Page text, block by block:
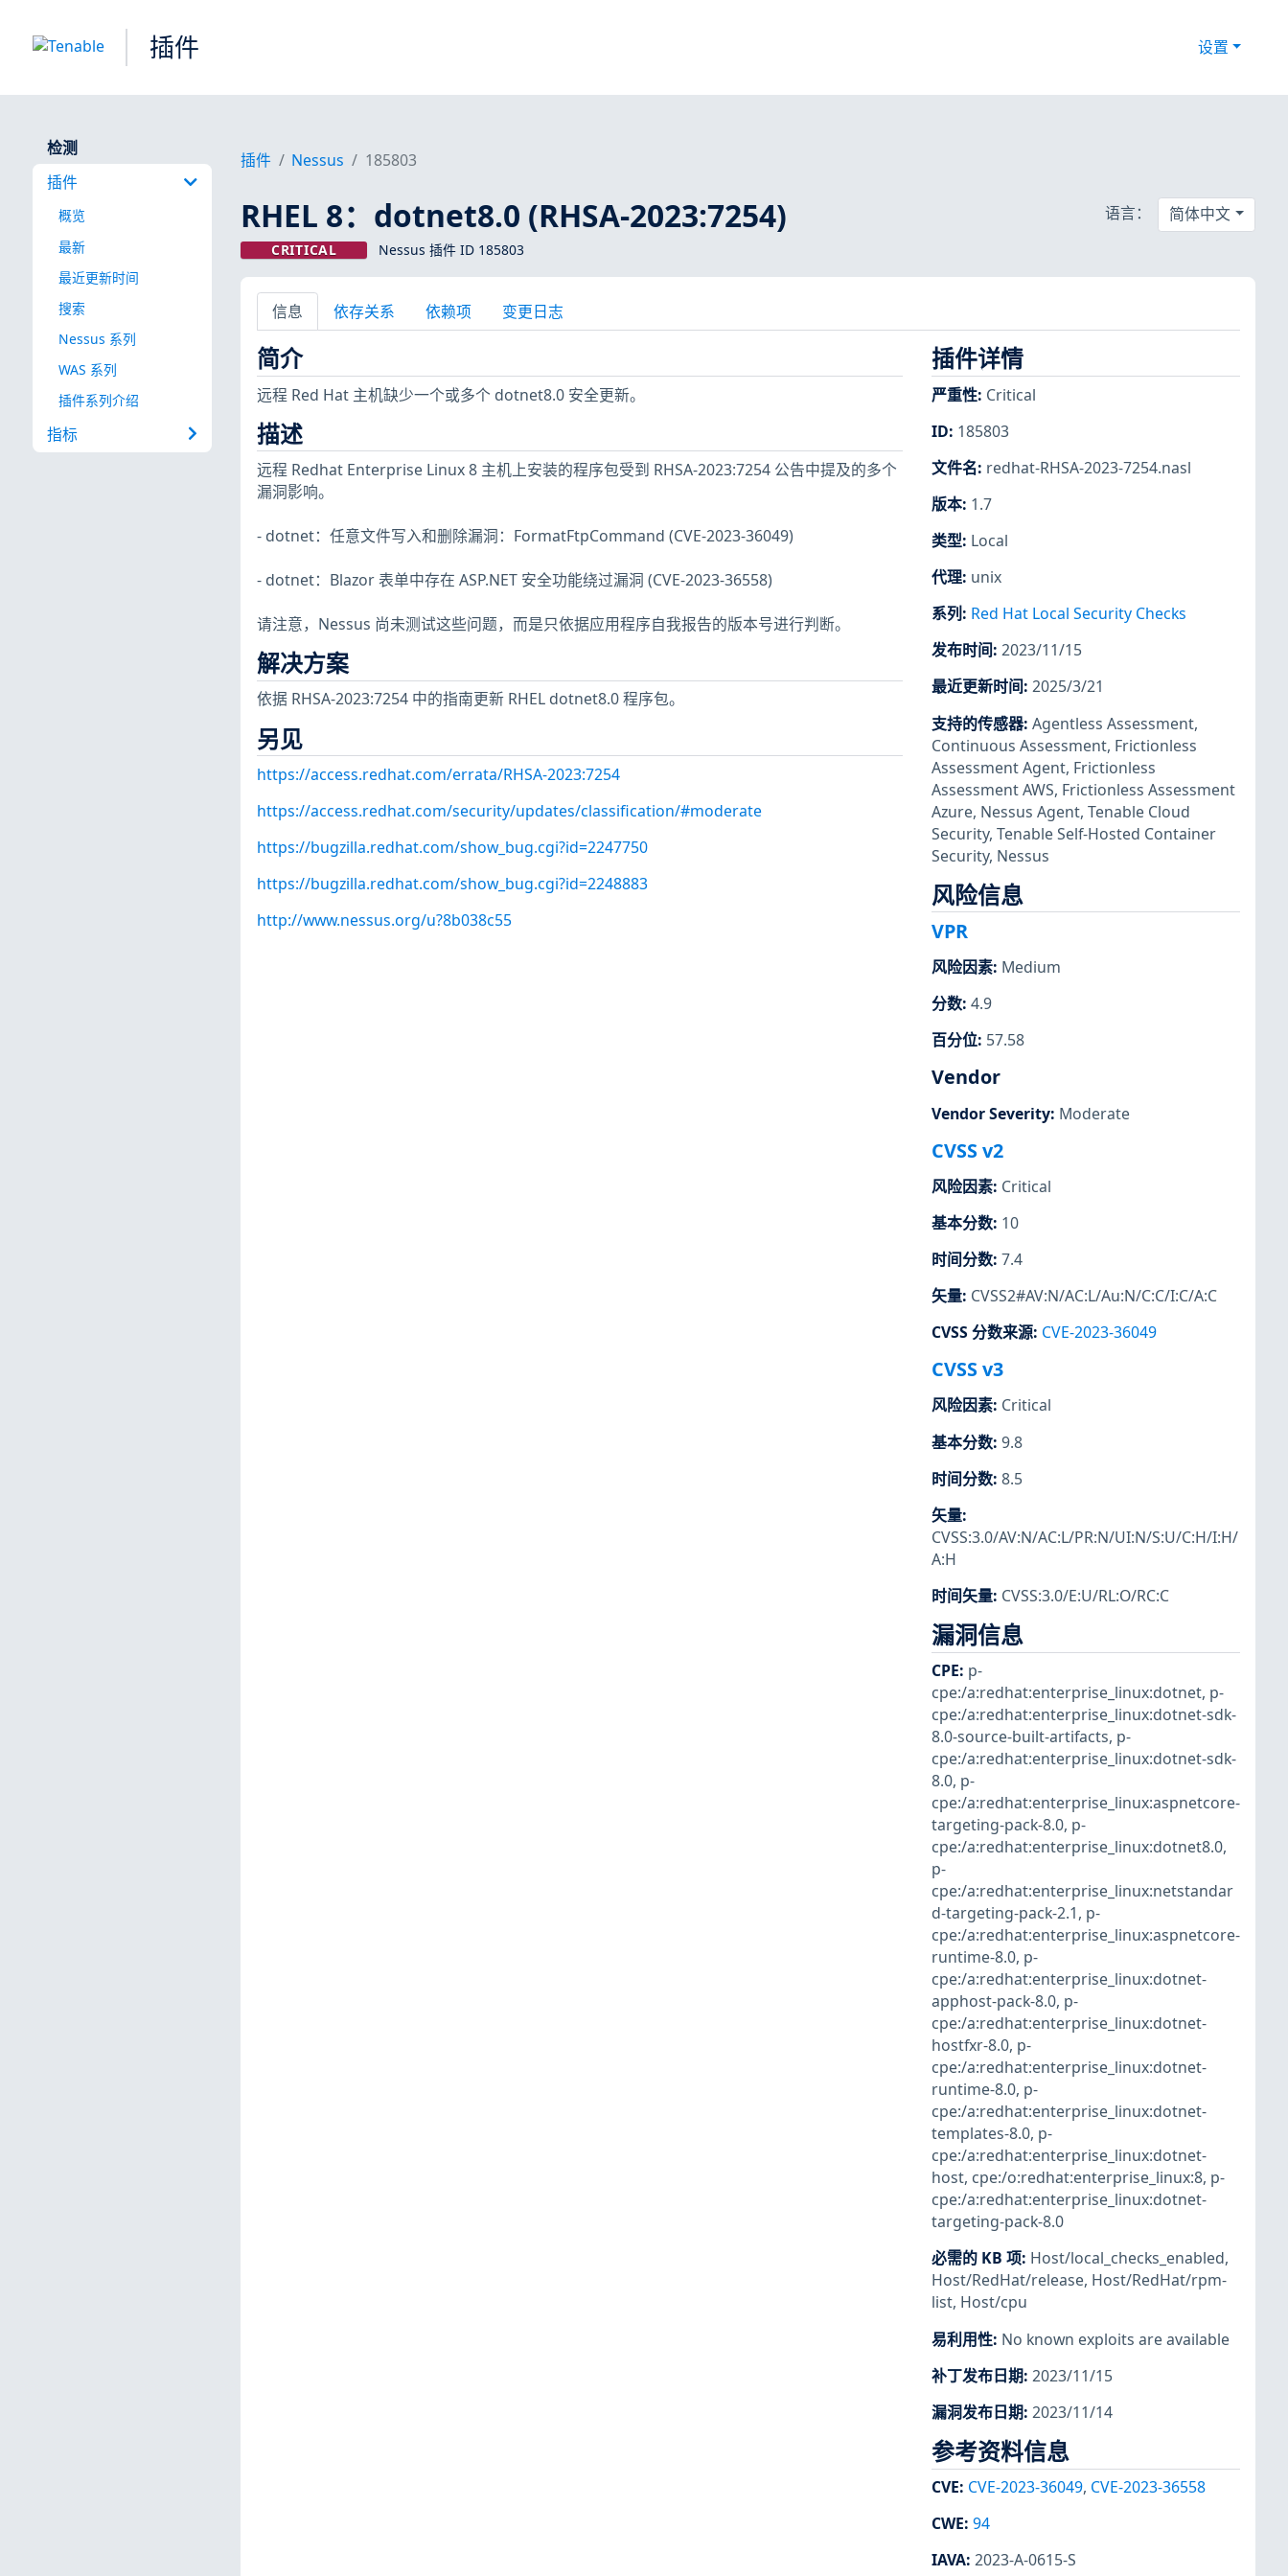
插件 设置
检测
插件
概览
最新
最近更新时间
搜索
Nessus 系列
WAS 系列
插件系列介绍
指标
插件 Nessus 185803
RHEL 8：dotnet8.0 (RHSA-2023:7254)
CRITICAL Nessus 插件 ID 185803
语言： 简体中文
信息 依存关系 依赖项 变更日志
简介
远程 Red Hat 主机缺少一个或多个 dotnet8.0 安全更新。
描述
远程 Redhat Enterprise Linux 8 主机上安装的程序包受到 RHSA-2023:7254 公告中提及的多个
漏洞影响。
- dotnet：任意文件写入和删除漏洞：FormatFtpCommand (CVE-2023-36049)
- dotnet：Blazor 表单中存在 ASP.NET 安全功能绕过漏洞 (CVE-2023-36558)
请注意，Nessus 尚未测试这些问题，而是只依据应用程序自我报告的版本号进行判断。
解决方案
依据 RHSA-2023:7254 中的指南更新 RHEL dotnet8.0 程序包。
另见
https://access.redhat.com/errata/RHSA-2023:7254
https://access.redhat.com/security/updates/classification/#moderate
https://bugzilla.redhat.com/show_bug.cgi?id=2247750
https://bugzilla.redhat.com/show_bug.cgi?id=2248883
http://www.nessus.org/u?8b038c55
插件详情
严重性: Critical
ID: 185803
文件名: redhat-RHSA-2023-7254.nasl
版本: 1.7
类型: Local
代理: unix
系列 : Red Hat Local Security Checks
发布时间: 2023/11/15
最近更新时间: 2025/3/21
支持的传感器: Agentless Assessment,
Continuous Assessment, Frictionless
Assessment Agent, Frictionless
Assessment AWS, Frictionless Assessment
Azure, Nessus Agent, Tenable Cloud
Security, Tenable Self-Hosted Container
Security, Nessus
风险信息
VPR
风险因素: Medium
分数: 4.9
百分位: 57.58
Vendor
Vendor Severity: Moderate
CVSS v2
风险因素: Critical
基本分数: 10
时间分数: 7.4
矢量: CVSS2#AV:N/AC:L/Au:N/C:C/I:C/A:C
CVSS 分数来源: CVE-2023-36049
CVSS v3
风险因素: Critical
基本分数: 9.8
时间分数: 8.5
矢量:
CVSS:3.0/AV:N/AC:L/PR:N/UI:N/S:U/C:H/I:H/
A:H
时间矢量: CVSS:3.0/E:U/RL:O/RC:C
漏洞信息
CPE: p-
cpe:/a:redhat:enterprise_linux:dotnet, p-
cpe:/a:redhat:enterprise_linux:dotnet-sdk-
8.0-source-built-artifacts, p-
cpe:/a:redhat:enterprise_linux:dotnet-sdk-
8.0, p-
cpe:/a:redhat:enterprise_linux:aspnetcore-
targeting-pack-8.0, p-
cpe:/a:redhat:enterprise_linux:dotnet8.0,
p-
cpe:/a:redhat:enterprise_linux:netstandar
d-targeting-pack-2.1, p-
cpe:/a:redhat:enterprise_linux:aspnetcore-
runtime-8.0, p-
cpe:/a:redhat:enterprise_linux:dotnet-
apphost-pack-8.0, p-
cpe:/a:redhat:enterprise_linux:dotnet-
hostfxr-8.0, p-
cpe:/a:redhat:enterprise_linux:dotnet-
runtime-8.0, p-
cpe:/a:redhat:enterprise_linux:dotnet-
templates-8.0, p-
cpe:/a:redhat:enterprise_linux:dotnet-
host, cpe:/o:redhat:enterprise_linux:8, p-
cpe:/a:redhat:enterprise_linux:dotnet-
targeting-pack-8.0
必需的 KB 项: Host/local_checks_enabled,
Host/RedHat/release, Host/RedHat/rpm-
list, Host/cpu
易利用性: No known exploits are available
补丁发布日期: 2023/11/15
漏洞发布日期: 2023/11/14
参考资料信息
CVE: CVE-2023-36049, CVE-2023-36558
CWE: 94
IAVA: 2023-A-0615-S